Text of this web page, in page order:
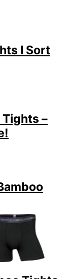
I Sort
Tights –